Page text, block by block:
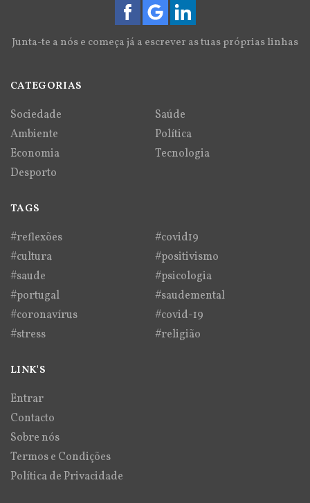
Junta-te a nós e começa já a escrever as tuas próprias linhas
CATEGORIAS
Sociedade
Saúde
Ambiente
Política
Economia
Tecnologia
Desporto
TAGS
#reflexões
#covid19
#cultura
#positivismo
#saude
#psicologia
#portugal
#saudemental
#coronavírus
#covid-19
#stress
#religião
LINK'S
Entrar
Contacto
Sobre nós
Termos e Condições
Política de Privacidade